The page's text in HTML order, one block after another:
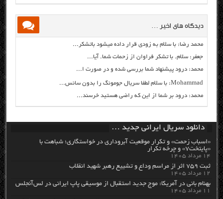
دیدگاه های اخیر …
محمد رضا: با سلام به زودی قرار داده میشود باتشکر...
جعفر: سلام. با تشکر فراوان از زحمات شما. آیا...
محمد: درود پیشنهاد شما بررسی شده و در صورت ا...
Mohammad: با سلام لطفا سریال جومونگ را بدون سانس...
محمد: درود بر شما از این که راضی هستید خرسند...
دانلود سریال ایرانی جدید …
«اسباب زحمت» و تکرار موقعیت آبروداری در خواستگاری؛ شباهت با
«پایتخت۷» و چرخه تکرار
۱۴ مرداد ۱۴۰۵
ثبت ۷۵۹ اثر از مراسم وداع و تشییع رهبر شهید انقلاب
۱۲ مرداد ۱۴۰۵
بهنام بانی در آمریکا: موج جدید استقبال از موسیقی پاپ ایرانی در لس‌آنجلس
۱۱ مرداد ۱۴۰۵